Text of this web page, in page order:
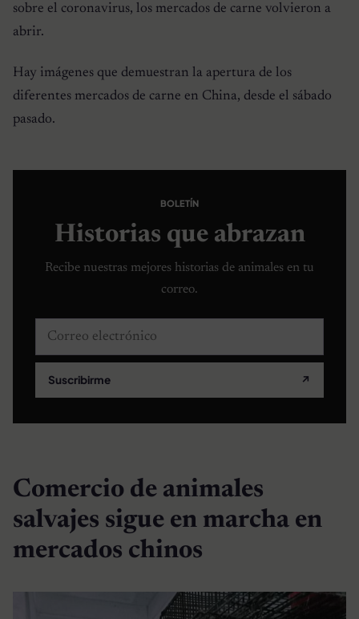
sobre el coronavirus, los mercados de carne volvieron a
abrir.
Hay imágenes que demuestran la apertura de los
diferentes mercados de carne en China, desde el sábado
pasado.
BOLETÍN
Historias que abrazan
Recibe nuestras mejores historias de animales en tu
correo.
Correo electrónico
Suscribirme ↗
Comercio de animales
salvajes sigue en marcha en
mercados chinos